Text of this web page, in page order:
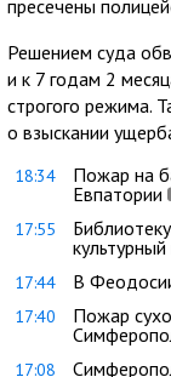
пресечены
Решением суда
и к 7 годам 2
строгого режима.
о взыскании
18:34
Пожар на
Евпатории
17:55
17:44 В
17:40
Пожар
17:08